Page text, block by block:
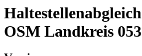
OSM Landkreis